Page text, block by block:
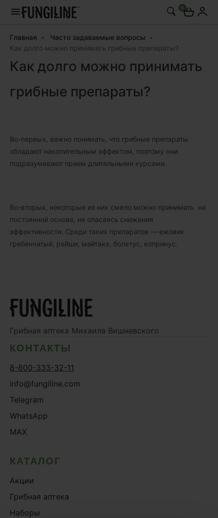
0
Главная
Часто задаваемые вопросы
Как долго можно принимать грибные препараты?
Как долго можно принимать
грибные препараты?
Во-первых, важно понимать, что грибные препараты
обладают накопительным эффектом, поэтому они
подразумевают прием длительными курсами.
Во-вторых, некоторые из них смело можно принимать на
постоянной основе, не опасаясь снижения
эффективности. Среди таких препаратов — ежовик
гребенчатый, рейши, майтаке, болетус, копринус.
Грибная аптека Михаила Вишневского
КОНТАКТЫ
8-800-333-32-11
info@fungiline.com
Telegram
WhatsApp
MAX
КАТАЛОГ
Акции
Грибная аптека
Наборы